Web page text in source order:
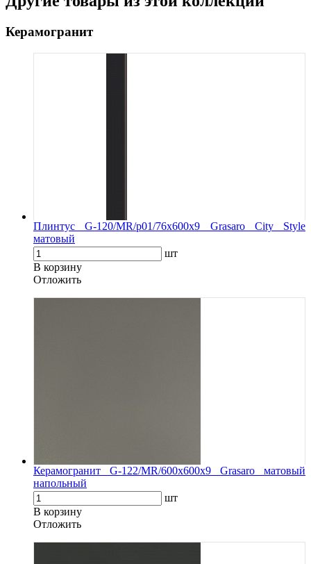
Керамогранит
Плинтус G-120/MR/p01/76x600x9 Grasaro City Style
матовый
шт
В корзину
Oтложить
Керамогранит G-122/MR/600x600x9 Grasaro матовый
напольный
шт
В корзину
Oтложить